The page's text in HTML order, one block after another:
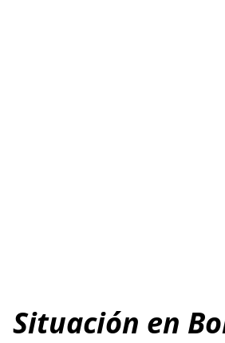
Situación en